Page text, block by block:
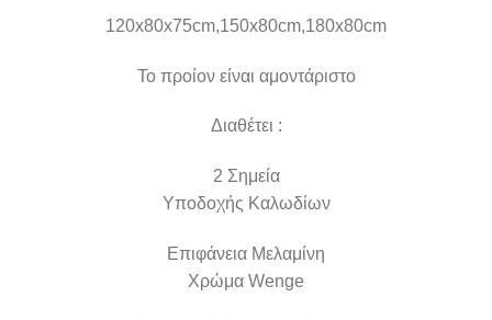
120x80x75cm,150x80cm,180x80cm
Το προίον είναι αμοντάριστο
Διαθέτει :
2 Σημεία
Υποδοχής Καλωδίων
Επιφάνεια Μελαμίνη
Χρώμα Wenge